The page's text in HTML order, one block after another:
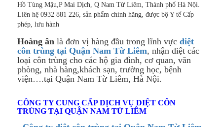
Hồ Tùng Mậu,P Mai Dịch, Q Nam Từ Liêm, Thành phố Hà Nội.
Liên hệ 0932 881 226, sản phẩm chính hãng, được bộ Y tế Cấp
phép, lưu hành
Hoàng ân là đơn vị hàng đầu trong lĩnh vực diệt
côn trùng tại Quận Nam Từ Liêm, nhận diệt các
loại côn trùng cho các hộ gia đình, cơ quan, văn
phòng, nhà hàng,khách sạn, trường học, bệnh
viện….tại Quận Nam Từ Liêm, Hà Nội.
CÔNG TY CUNG CẤP DỊCH VỤ DIỆT CÔN
TRÙNG TẠI QUẬN NAM TỪ LIÊM